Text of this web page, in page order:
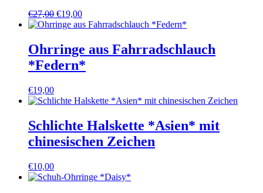
€27,00 Ursprünglicher
Preis
€27,00
€19,00Aktueller
Preis
Ohrringe aus Fahrradschlauch
*Federn*
€19,00
Schlichte Halskette *Asien* mit
chinesischen Zeichen
€10,00